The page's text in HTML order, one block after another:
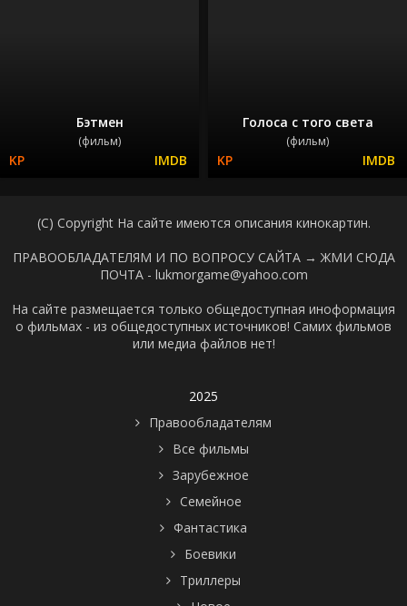
Бэтмен
(фильм)
Голоса с того света
(фильм)
(C) Copyright На сайте имеются описания кинокартин.
ПРАВООБЛАДАТЕЛЯМ И ПО ВОПРОСУ САЙТА → ЖМИ СЮДА
ПОЧТА - lukmorgame@yahoo.com
На сайте размещается только общедоступная иноформация
о фильмах - из общедоступных источников! Самих фильмов
или медиа файлов нет!
2025
Правообладателям
Все фильмы
Зарубежное
Семейное
Фантастика
Боевики
Триллеры